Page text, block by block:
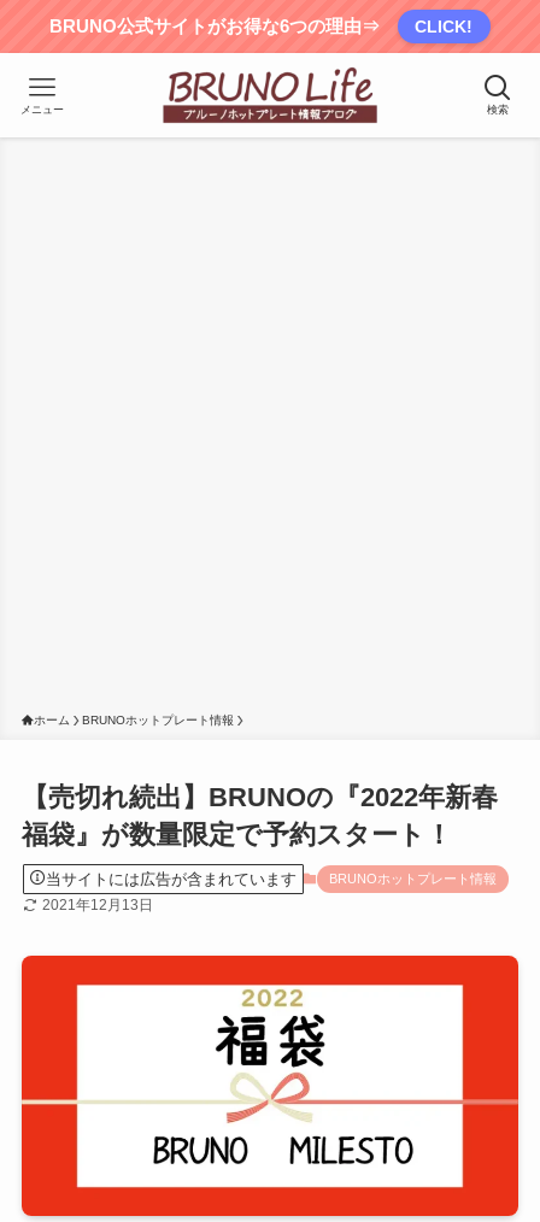
BRUNO公式サイトがお得な6つの理由⇒ CLICK!
検索
メニュー
ホーム BRUNOホットプレート情報
【売切れ続出】BRUNOの『2022年新春
福袋』が数量限定で予約スタート！
当サイトには広告が含まれています BRUNOホットプレート情報
2021年12月13日